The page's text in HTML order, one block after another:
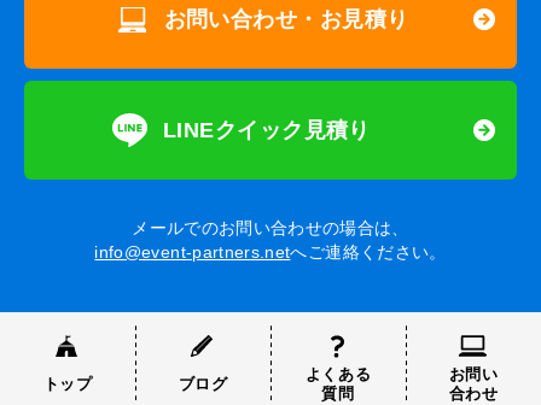
お問い合わせ・お見積り
LINEクイック見積り
メールでのお問い合わせの場合は、
info@event-partners.netへご連絡ください。
トップ ブログ
よくある
質問
お問い
合わせ